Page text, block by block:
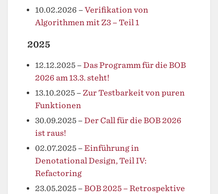
10.02.2026 – Verifikation von
Algorithmen mit Z3 – Teil 1
2025
12.12.2025 – Das Programm für die BOB
2026 am 13.3. steht!
13.10.2025 – Zur Testbarkeit von puren
Funktionen
30.09.2025 – Der Call für die BOB 2026
ist raus!
02.07.2025 – Einführung in
Denotational Design, Teil IV:
Refactoring
23.05.2025 – BOB 2025 – Retrospektive